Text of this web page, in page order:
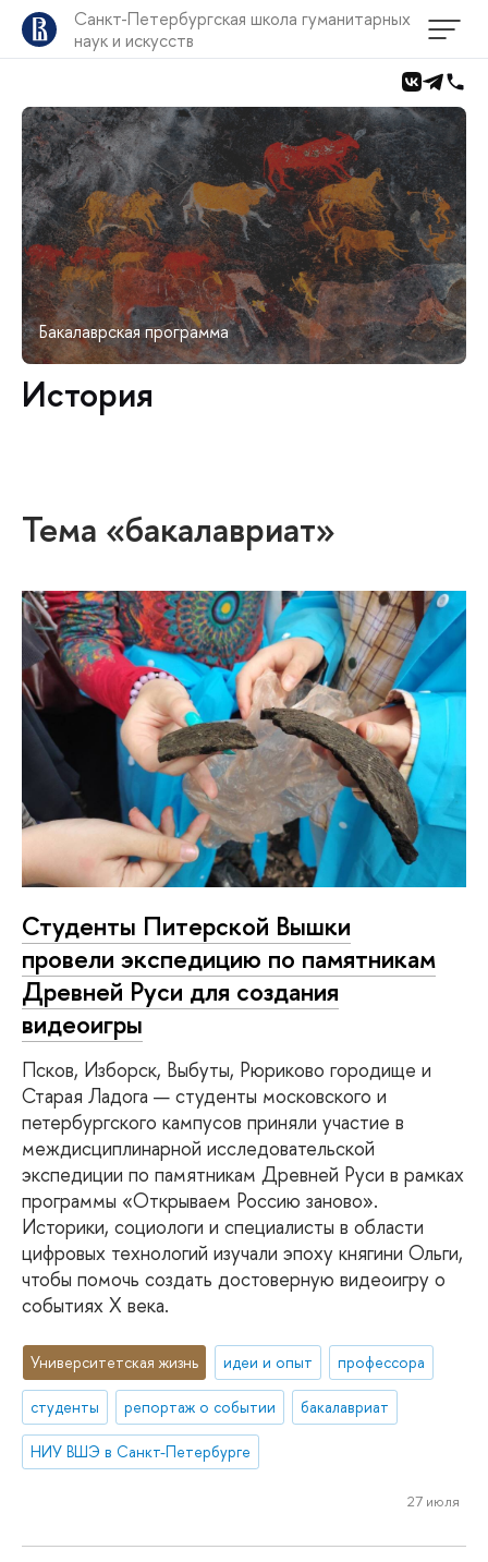
Санкт-Петербургская школа гуманитарных
наук и искусств
Бакалаврская программа
История
Тема «бакалавриат»
Студенты Питерской Вышки
провели экспедицию по памятникам
Древней Руси для создания
видеоигры
Псков, Изборск, Выбуты, Рюриково городище и
Старая Ладога — студенты московского и
петербургского кампусов приняли участие в
междисциплинарной исследовательской
экспедиции по памятникам Древней Руси в рамках
программы «Открываем Россию заново».
Историки, социологи и специалисты в области
цифровых технологий изучали эпоху княгини Ольги,
чтобы помочь создать достоверную видеоигру о
событиях X века.
Университетская жизнь идеи и опыт профессора
студенты репортаж о событии бакалавриат
НИУ ВШЭ в Санкт-Петербурге
27 июля